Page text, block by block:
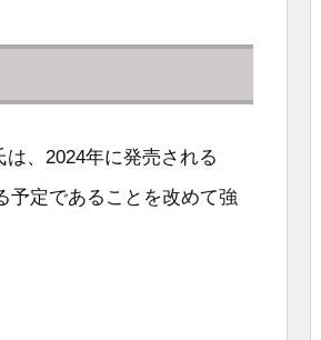
、2024年に発売される
予定であることを改めて強